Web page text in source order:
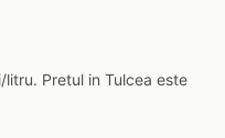
litru. Pretul in Tulcea este